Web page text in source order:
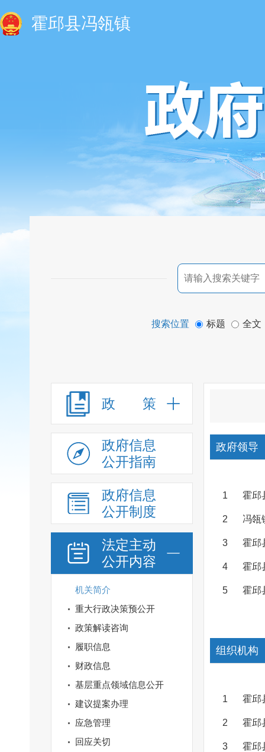
霍邱县冯瓴镇
搜索位置 标题 全文
政 策
政府信息
公开指南
政府信息
公开制度
法定主动
公开内容
机关简介
重大行政决策预公开
政策解读咨询
履职信息
财政信息
基层重点领域信息公开
建议提案办理
应急管理
回应关切
政府领导
1 霍邱
2 冯瓴
3 霍邱
4 霍邱
5 霍邱
组织机构
1 霍邱
2 霍邱
3 霍邱